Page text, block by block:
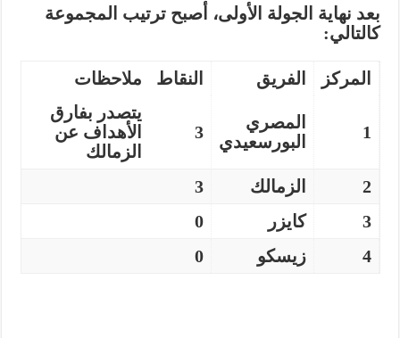
بعد نهاية الجولة الأولى، أصبح ترتيب المجموعة
كالتالي:
المركز الفريق النقاط ملاحظات
1
المصري
البورسعيدي
3
يتصدر بفارق
الأهداف عن
الزمالك
2
الزمالك
3
3
كايزر
0
4
زيسكو 0